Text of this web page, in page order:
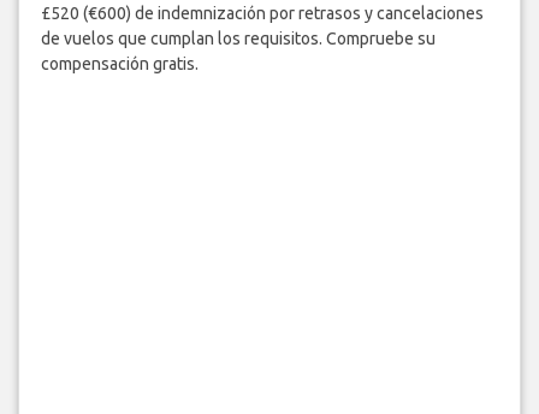
£520 (€600) de indemnización por retrasos y cancelaciones
de vuelos que cumplan los requisitos. Compruebe su
compensación gratis.